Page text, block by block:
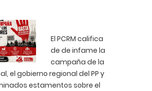
El PCRM califica
de de infame la
campaña de la
el gobierno regional del PP y
estamentos sobre el